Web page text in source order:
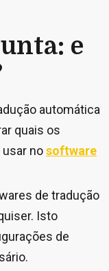
e
automática
quais os
nosoftware
de tradução
Isto
de